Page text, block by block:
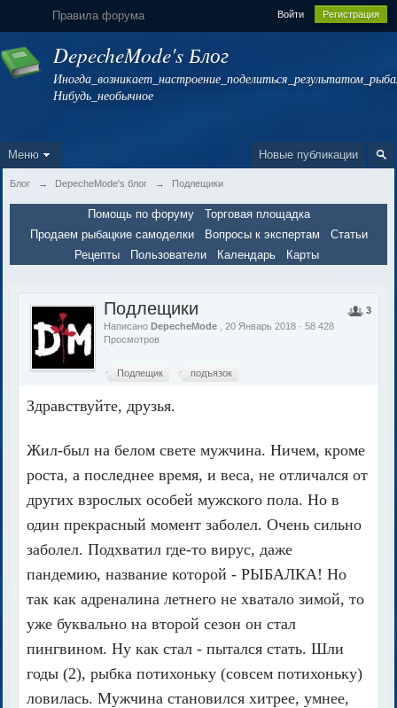
Правила форума Войти Регистрация
DepecheMode's Блог
Нибудь_необычное
Новые публикации
Меню
Блог → DepecheMode's блог → Подлещики
Помощь по форуму
Торговая площадка
Продаем рыбацкие самоделки
Вопросы к экспертам
Статьи
Рецепты
Пользователи Календарь Карты
3
Подлещики
НаписаноDepecheMode
, 20 Январь 2018 · 58 428
Просмотров
Подлещик подъязок
Здравствуйте, друзья.
Жил-был на белом свете мужчина. Ничем, кроме
роста, а последнее время, и веса, не отличался от
других взрослых особей мужского пола. Но в
один прекрасный момент заболел. Очень сильно
заболел. Подхватил где-то вирус, даже
пандемию, название которой - РЫБАЛКА! Но
так как адреналина летнего не хватало зимой, то
уже буквально на второй сезон он стал
пингвином. Ну как стал - пытался стать. Шли
годы (2), рыбка потихоньку (совсем потихоньку)
ловилась. Мужчина становился хитрее, умнее,